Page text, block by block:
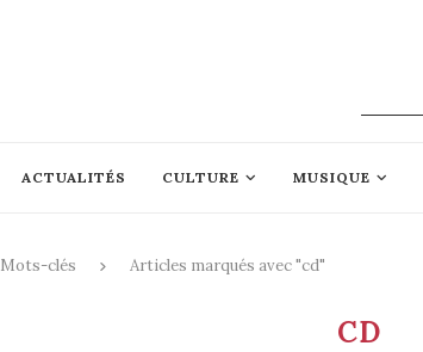
ACTUALITÉS CULTURE MUSIQUE
Mots-clés Articles marqués avec "cd"
CD